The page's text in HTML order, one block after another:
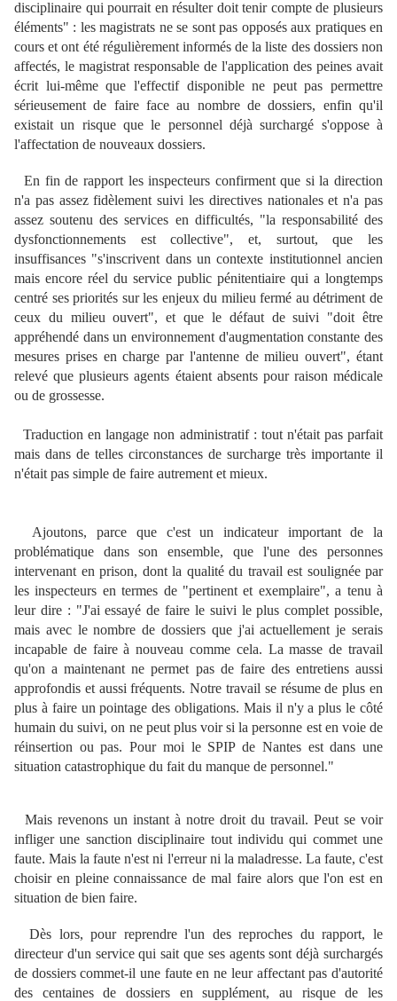
disciplinaire qui pourrait en résulter doit tenir compte de plusieurs
éléments" : les magistrats ne se sont pas opposés aux pratiques en
cours et ont été régulièrement informés de la liste des dossiers non
affectés, le magistrat responsable de l'application des peines avait
écrit lui-même que l'effectif disponible ne peut pas permettre
sérieusement de faire face au nombre de dossiers, enfin qu'il
existait un risque que le personnel déjà surchargé s'oppose à
l'affectation de nouveaux dossiers.
En fin de rapport les inspecteurs confirment que si la direction
n'a pas assez fidèlement suivi les directives nationales et n'a pas
assez soutenu des services en difficultés, "la responsabilité des
dysfonctionnements est collective", et, surtout, que les
insuffisances "s'inscrivent dans un contexte institutionnel ancien
mais encore réel du service public pénitentiaire qui a longtemps
centré ses priorités sur les enjeux du milieu fermé au détriment de
ceux du milieu ouvert", et que le défaut de suivi "doit être
appréhendé dans un environnement d'augmentation constante des
mesures prises en charge par l'antenne de milieu ouvert", étant
relevé que plusieurs agents étaient absents pour raison médicale
ou de grossesse.
Traduction en langage non administratif : tout n'était pas parfait
mais dans de telles circonstances de surcharge très importante il
n'était pas simple de faire autrement et mieux.
Ajoutons, parce que c'est un indicateur important de la
problématique dans son ensemble, que l'une des personnes
intervenant en prison, dont la qualité du travail est soulignée par
les inspecteurs en termes de "pertinent et exemplaire", a tenu à
leur dire : "J'ai essayé de faire le suivi le plus complet possible,
mais avec le nombre de dossiers que j'ai actuellement je serais
incapable de faire à nouveau comme cela. La masse de travail
qu'on a maintenant ne permet pas de faire des entretiens aussi
approfondis et aussi fréquents. Notre travail se résume de plus en
plus à faire un pointage des obligations. Mais il n'y a plus le côté
humain du suivi, on ne peut plus voir si la personne est en voie de
réinsertion ou pas. Pour moi le SPIP de Nantes est dans une
situation catastrophique du fait du manque de personnel."
Mais revenons un instant à notre droit du travail. Peut se voir
infliger une sanction disciplinaire tout individu qui commet une
faute. Mais la faute n'est ni l'erreur ni la maladresse. La faute, c'est
choisir en pleine connaissance de mal faire alors que l'on est en
situation de bien faire.
Dès lors, pour reprendre l'un des reproches du rapport, le
directeur d'un service qui sait que ses agents sont déjà surchargés
de dossiers commet-il une faute en ne leur affectant pas d'autorité
des centaines de dossiers en supplément, au risque de les